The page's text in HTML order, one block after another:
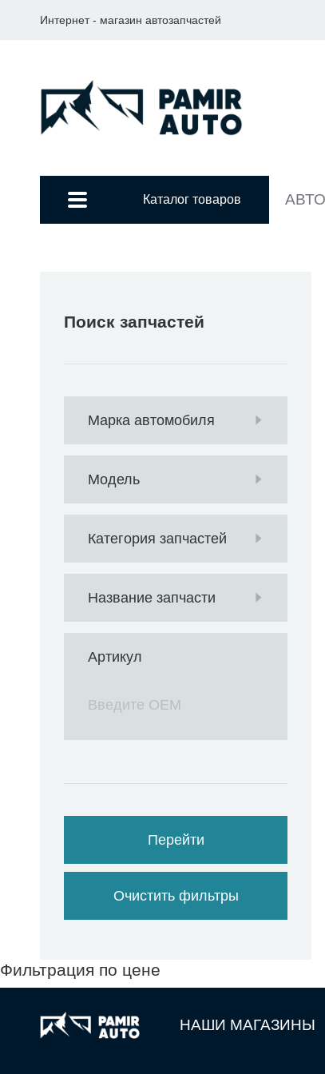
Интернет - магазин автозапчастей
Каталог товаров
Поиск запчастей
Марка автомобиля
Модель
Категория запчастей
Название запчасти
Артикул
Перейти
Очистить фильтры
Фильтрация по цене
НАШИ МАГАЗИНЫ